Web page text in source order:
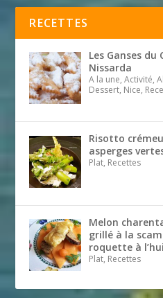
RECETTES
Les Ganses du
Nissarda
A la une, Activité,
Dessert, Nice,
Risotto
asperges
Plat, Recettes
Melon
grillé à la
roquette à
Plat, Recettes